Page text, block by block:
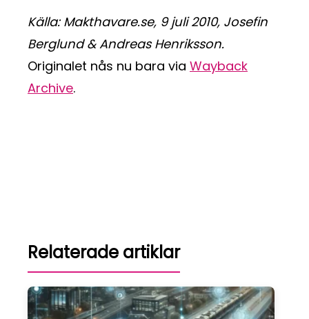
Källa: Makthavare.se, 9 juli 2010, Josefin
Berglund & Andreas Henriksson.
Originalet nås nu bara via Wayback
Archive.
Relaterade artiklar